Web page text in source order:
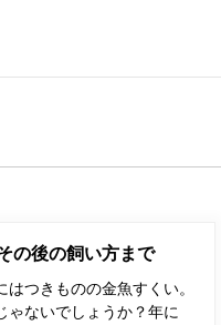
の後の飼い方まで
つきものの金魚すくい。
ゃないでしょうか？年に